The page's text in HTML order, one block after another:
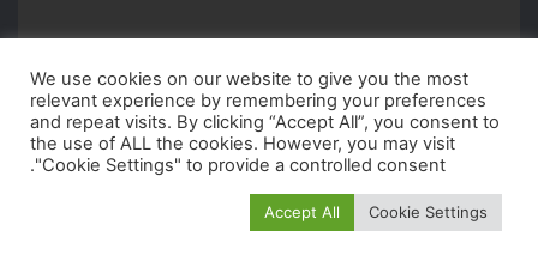
We use cookies on our website to give you the most
relevant experience by remembering your preferences
and repeat visits. By clicking “Accept All”, you consent to
the use of ALL the cookies. However, you may visit
"Cookie Settings" to provide a controlled consent.
Cookie Settings
Accept All